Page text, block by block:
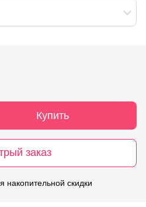
Купить
заказ
накопительной скидки